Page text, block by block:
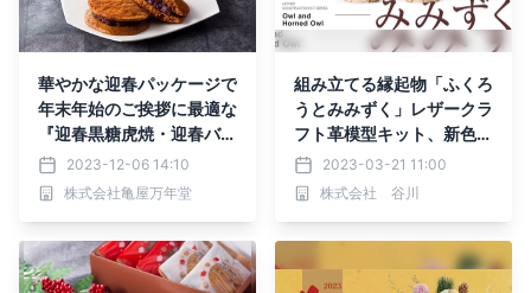
華やかな迎春パッケージで
年末年始のご挨拶に最適な
『迎春黒糖虎焼・迎春バタ
ー虎焼』が期間限定販売！
2023-12-06 14:10
株式会社亀屋万年堂
組み立てる縁起物「ふくろ
うとみみずく」レザークラ
フト革模型キット、新色発
売
2023-03-21 11:00
株式会社 谷川